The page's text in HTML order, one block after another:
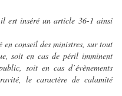
est inséré un article 36-1 ainsi
en conseil des ministres, sur tout
soit en cas de péril imminent
soit en cas d’évènements
le caractère de calamité